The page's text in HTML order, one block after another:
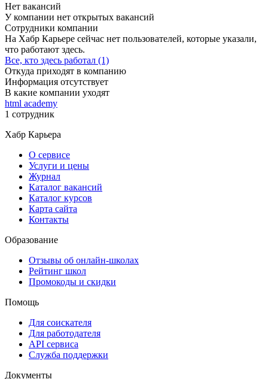
Нет вакансий
У компании нет открытых вакансий
Сотрудники компании
На Хабр Карьере сейчас нет пользователей, которые указали,
что работают здесь.
Все, кто здесь работал (1)
Откуда приходят в компанию
Информация отсутствует
В какие компании уходят
html academy
1 сотрудник
Хабр Карьера
О сервисе
Услуги и цены
Журнал
Каталог вакансий
Каталог курсов
Карта сайта
Контакты
Образование
Отзывы об онлайн-школах
Рейтинг школ
Промокоды и скидки
Помощь
Для соискателя
Для работодателя
API сервиса
Служба поддержки
Документы